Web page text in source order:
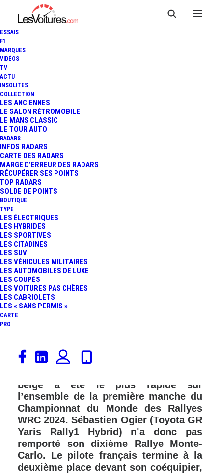
ESSAIS
F1
MARQUES
VIDÉOS
TV
ACTU
INSOLITES
COLLECTION
LES ANCIENNES
LE SALON RÉTROMOBILE
LE MANS CLASSIC
LE TOUR AUTO
RADARS
INFOS RADARS
CARTE DES RADARS
MARGE D’ERREUR DES RADARS
RÉCUPÉRER SES POINTS
TOP RADARS
SOLDE DE POINTS
BOUTIQUE
TYPE
LES ÉLECTRIQUES
LES HYBRIDES
LES SPORTIVES
LES CITADINES
LES SUV
LES VÉHICULES MILITAIRES
LES AUTOMOBILES DE LUXE
LES COUPÉS
LES VOITURES PAS CHÈRES
LES CABRIOLETS
LES « SANS PERMIS »
CARTE
PRO
THIERRY NEUVILLE PLUS
FORT QUE SÉBASTIEN OGIER
3 Minutes
Thierry Neuville (Hyundai i20 N Rally1
Hybrid) est le grand vainqueur du
belge a été le plus rapide sur
l’ensemble de la première manche du
Championnat du Monde des Rallyes
WRC 2024. Sébastien Ogier (Toyota GR
Yaris Rally1 Hybrid) n’a donc pas
remporté son dixième Rallye Monte-
Carlo. Le pilote français termine à la
deuxième place devant son coéquipier,